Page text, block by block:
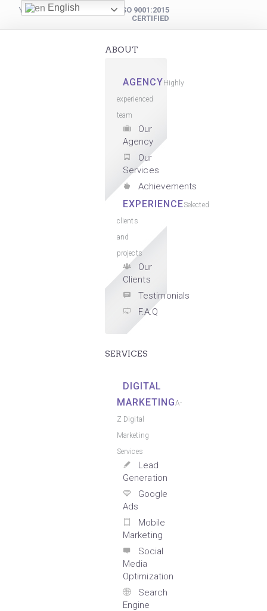
YOUR DIGITAL PARTNER
ISO 9001:2015
CERTIFIED
ABOUT
AGENCY Highly
experienced
team
Our
Agency
Our
Services
Achievements
EXPERIENCESelected
clients
and
projects
Our
Clients
Testimonials
F.A.Q
SERVICES
DIGITAL
MARKETINGA-
Z Digital
Marketing
Services
Lead
Generation
Google
Ads
Mobile
Marketing
Social
Media
Optimization
Search
Engine
English